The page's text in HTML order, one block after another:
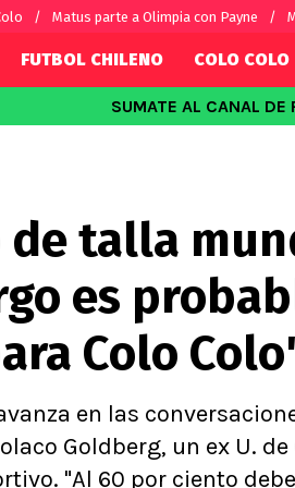
Matus parte a Olimpia con Payne
por el mundo
Fútbol
Fútbol
FUTBOL CHILENO COLO COLO
SUMATE AL CANAL DE
de talla
es
Colo
en las
Goldberg, un ex U.
"Al 60 por ciento